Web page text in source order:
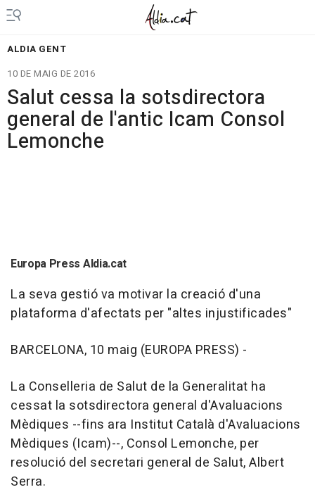
ALDIA GENT
10 DE MAIG DE 2016
Salut cessa la sotsdirectora
general de l'antic Icam Consol
Lemonche
Europa Press Aldia.cat
La seva gestió va motivar la creació d'una
plataforma d'afectats per "altes injustificades"
BARCELONA, 10 maig (EUROPA PRESS) -
La Conselleria de Salut de la Generalitat ha
cessat la sotsdirectora general d'Avaluacions
Mèdiques --fins ara Institut Català d'Avaluacions
Mèdiques (Icam)--, Consol Lemonche, per
resolució del secretari general de Salut, Albert
Serra.